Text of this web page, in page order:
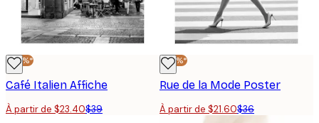
-40%*
Café Italien Affiche
À partir de $23.40$39
-40%*
Rue de la Mode Poster
À partir de $21.60$36